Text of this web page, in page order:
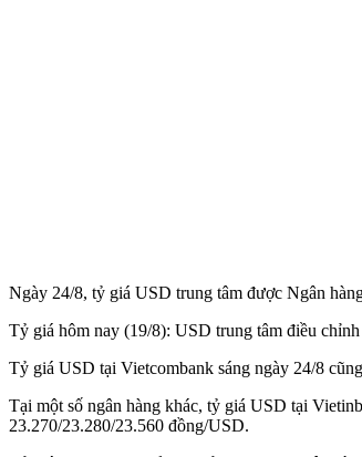
Ngày 24/8, tỷ giá USD trung tâm được Ngân
Tỷ giá hôm nay (19/8): USD trung tâm điều
Tỷ giá USD tại Vietcombank sáng ngày 24/8
Tại một số ngân hàng khác, tỷ giá USD tại
23.270/23.280/23.560 đồng/USD.